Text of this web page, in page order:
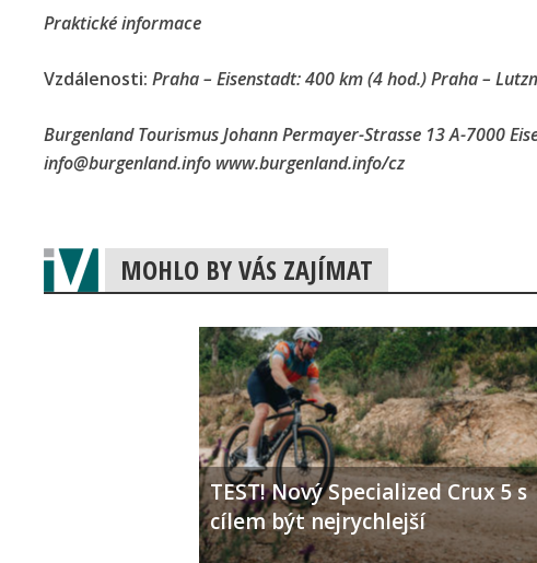
Praktické informace
Vzdálenosti: Praha – Eisenstadt: 400 km (4 hod.) Praha –
Burgenland Tourismus Johann Permayer-Strasse 13 A-7000
info@burgenlan­d.info www.burgenland.info/cz
MOHLO BY VÁS ZAJÍMAT
TEST! Nový Specialized Crux 5 s
cílem být nejrychlejší